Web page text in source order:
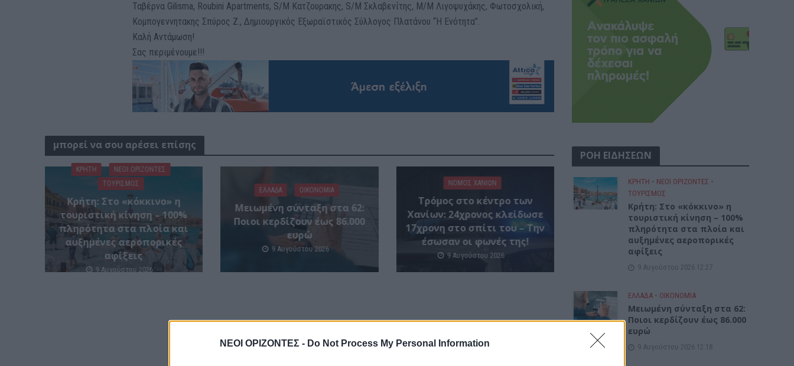
ΝΕΟΙ ΟΡΙΖΟΝΤΕΣ - Do Not Process My Personal Information
Ταβέρνα Gilisma, Roubini Apartments, S/M Κατζουρακης, S/M Σκλαβενίτης, Μ/Μ Λιγοψυχάκης, Φωτοσχολική,
Κομπογεννητακης Σπύρος Ζ., Δημιουργικός Εξωραϊστικός Σύλλογος Πλατάνου “Η Ενότητα”.
Καλή Αντάμωση!
Σας περιμένουμε!!!
μπορεί να σου αρέσει επίσης
ΚΡΗΤΗ
ΝΕΟΙ ΟΡΙΖΟΝΤΕΣ
ΤΟΥΡΙΣΜΟΣ
Κρήτη: Στο «κόκκινο» η
τουριστική κίνηση – 100%
πληρότητα στα πλοία και
αυξημένες αεροπορικές
αφίξεις
9 Αυγούστου 2026
ΕΛΛΑΔΑ ΟΙΚΟΝΟΜΙΑ
Μειωμένη σύνταξη στα 62:
Ποιοι κερδίζουν έως 86.000
ευρώ
9 Αυγούστου 2026
ΝΟΜΌΣ ΧΑΝΊΩΝ
Τρόμος στο κέντρο των
Χανίων: 24χρονος κλείδωσε
17χρονη στο σπίτι του – Την
έσωσαν οι φωνές της!
9 Αυγούστου 2026
ΡΟΗ ΕΙΔΗΣΕΩΝ
ΚΡΗΤΗ • ΝΕΟΙ ΟΡΙΖΟΝΤΕΣ •
ΤΟΥΡΙΣΜΟΣ
Κρήτη: Στο «κόκκινο» η
τουριστική κίνηση – 100%
πληρότητα στα πλοία και
αυξημένες αεροπορικές
αφίξεις
9 Αυγούστου 2026 12:27
ΕΛΛΑΔΑ • ΟΙΚΟΝΟΜΙΑ
Μειωμένη σύνταξη στα 62:
Ποιοι κερδίζουν έως 86.000
ευρώ
9 Αυγούστου 2026 12:18